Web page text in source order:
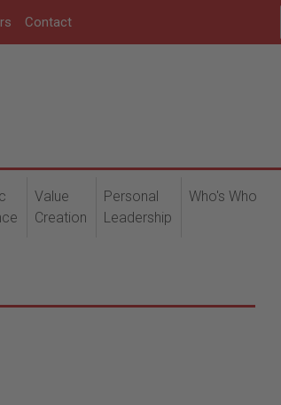
Contact
Value
Creation
Personal
Leadership
Who's Who